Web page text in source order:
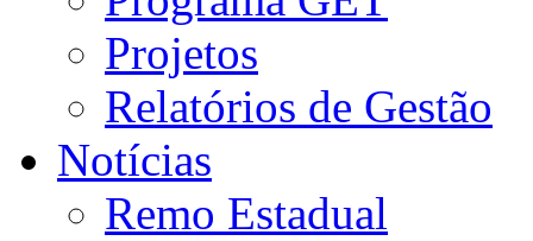
Projetos
Relatórios de Gestão
Notícias
Remo Estadual